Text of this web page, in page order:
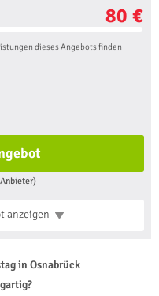
80 €
dieses Angebots finden
anzeigen
in Osnabrück